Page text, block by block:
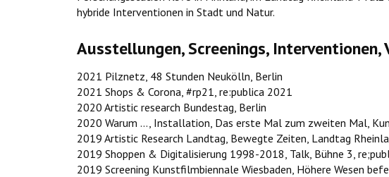
hybride Interventionen in Stadt und Natur.
Ausstellungen, Screenings,
2021 Pilznetz, 48 Stunden Neukölln, Berlin
2021 Shops & Corona, #rp21, re:publica 2021
2020 Artistic research Bundestag, Berlin
2020 Warum ..., Installation, Das erste Mal zum zweiten Mal,
2019 Artistic Research Landtag, Bewegte Zeiten, Landtag
2019 Shoppen & Digitalisierung 1998-2018, Talk, Bühne 3,
2019 Screening Kunstfilmbiennale Wiesbaden, Höhere Wesen